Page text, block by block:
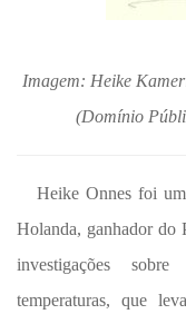
Imagem: Heike
(Domínio
Heike Onnes foi um
Holanda, ganhador do
investigações
temperaturas, que